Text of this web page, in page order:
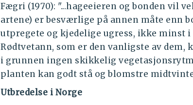
Fægri (1970): "...hageeieren og bonden vil
artene) er besværlige på annen måte enn
utpregete og kjedelige ugress, ikke minst
Rødtvetann, som er den vanligste av dem,
i grunnen ingen skikkelig
planten kan godt stå og blomstre
Utbredelse i Norge